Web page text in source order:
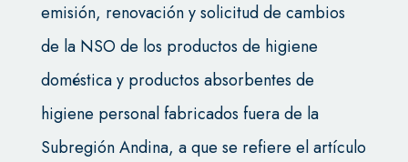
emisión, renovación y solicitud de cambios
de la NSO de los productos de higiene
doméstica y productos absorbentes de
higiene personal fabricados fuera de la
Subregión Andina, a que se refiere el artículo